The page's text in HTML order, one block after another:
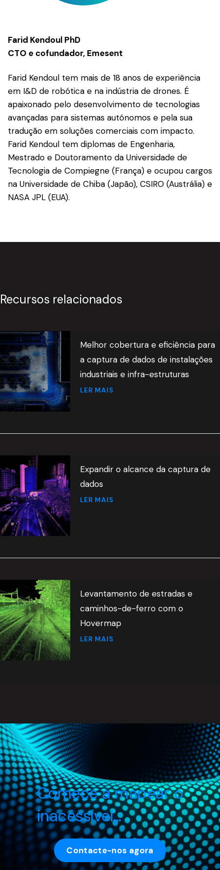
Farid Kendoul PhD
CTO e cofundador, Emesent
Farid Kendoul tem mais de 18 anos de experiência
em I&D de robótica e na indústria de drones. É
apaixonado pelo desenvolvimento de tecnologias
avançadas para sistemas autónomos e pela sua
tradução em soluções comerciais com impacto.
Farid Kendoul tem diplomas de Engenharia,
Mestrado e Doutoramento da Universidade de
Tecnologia de Compiegne (França) e ocupou cargos
na Universidade de Chiba (Japão), CSIRO (Austrália) e
NASA JPL (EUA).
Recursos relacionados
Melhor cobertura e eficiência para
a captura de dados de instalações
industriais e infra-estruturas
LER MAIS
Expandir o alcance da captura de
dados
LER MAIS
Levantamento de estradas e
caminhos-de-ferro com o
Hovermap
LER MAIS
Comece a mapear o
inacessível...
Contacte-nos agora